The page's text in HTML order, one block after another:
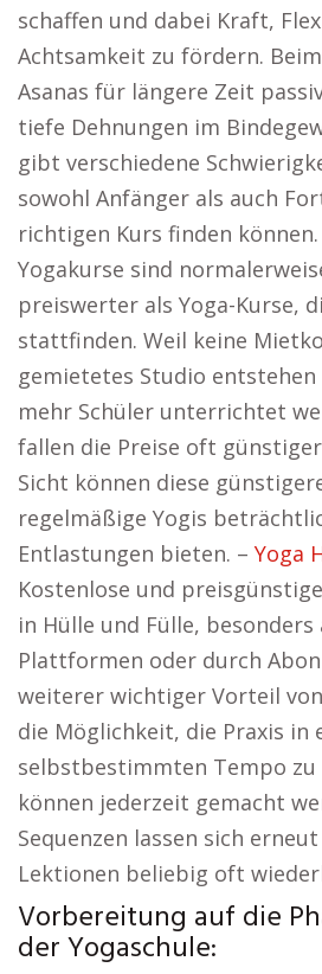
schaffen und dabei Kraft,
Achtsamkeit zu fördern.
Asanas für längere Zeit
tiefe Dehnungen im
gibt verschiedene
sowohl Anfänger als auch
richtigen Kurs finden
Yogakurse sind
preiswerter als Yoga-Kurse,
stattfinden. Weil keine
gemietetes Studio
mehr Schüler unterrichtet
fallen die Preise oft
Sicht können diese
regelmäßige Yogis
Entlastungen bieten. – Yoga
Kostenlose und
in Hülle und Fülle, besonders
Plattformen oder durch
weiterer wichtiger Vorteil
die Möglichkeit, die Praxis in
selbstbestimmten Tempo zu
können jederzeit gemacht
Sequenzen lassen sich
Lektionen beliebig oft
Vorbereitung auf die
der Yogaschule: